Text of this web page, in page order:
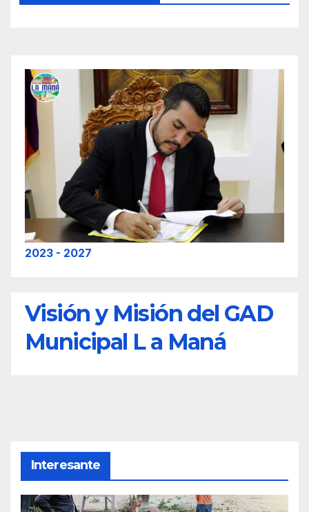
2023 - 2027
Visión y Misión del GAD
Municipal L a Maná
Interesante